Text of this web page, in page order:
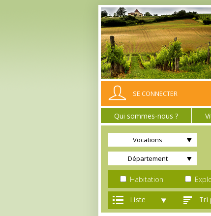
SE CONNECTER
Qui sommes-nous ?
Vocations
Département
Habitation
liste tri